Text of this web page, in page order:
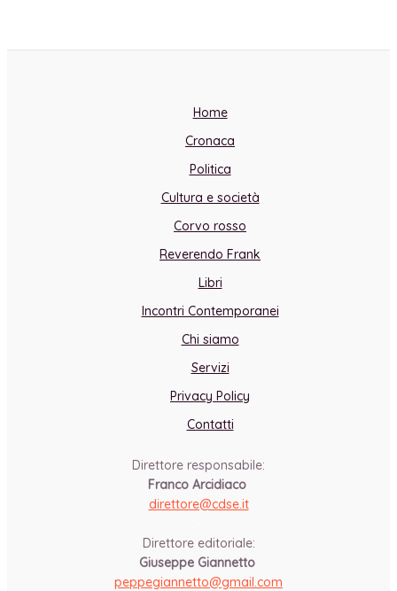
Home
Cronaca
Politica
Cultura e società
Corvo rosso
Reverendo Frank
Libri
Incontri Contemporanei
Chi siamo
Servizi
Privacy Policy
Contatti
Direttore responsabile:
Franco Arcidiaco
direttore@cdse.it
Direttore editoriale:
Giuseppe Giannetto
peppegiannetto@gmail.com